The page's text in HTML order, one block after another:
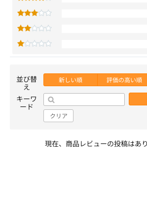
並び替
え
新しい順 評価の高い順
キーワ
ード
クリア
現在、商品レビューの投稿はあ